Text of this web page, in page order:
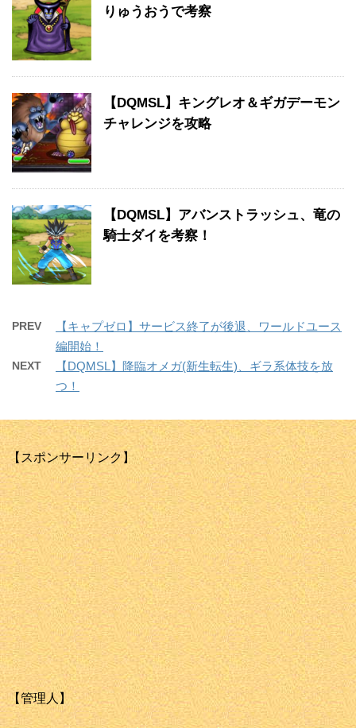
りゅうおうで考察
【DQMSL】キングレオ＆ギガデーモン
チャレンジを攻略
【DQMSL】アバンストラッシュ、竜の
騎士ダイを考察！
PREV
【キャプゼロ】サービス終了が後退、ワールドユース
編開始！
NEXT
【DQMSL】降臨オメガ(新生転生)、ギラ系体技を放
つ！
【スポンサーリンク】
【管理人】